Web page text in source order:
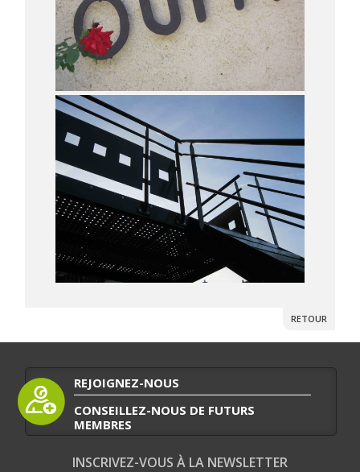
RETOUR
REJOIGNEZ-NOUS
CONSEILLEZ-NOUS DE FUTURS
MEMBRES
INSCRIVEZ-VOUS À LA NEWSLETTER